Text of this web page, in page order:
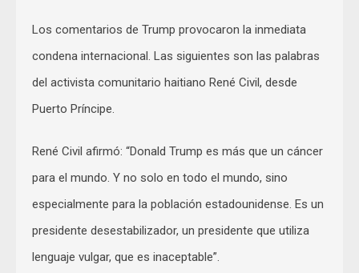
Los comentarios de Trump provocaron la inmediata
condena internacional. Las siguientes son las palabras
del activista comunitario haitiano René Civil, desde
Puerto Príncipe.
René Civil afirmó: “Donald Trump es más que un cáncer
para el mundo. Y no solo en todo el mundo, sino
especialmente para la población estadounidense. Es un
presidente desestabilizador, un presidente que utiliza
lenguaje vulgar, que es inaceptable”.